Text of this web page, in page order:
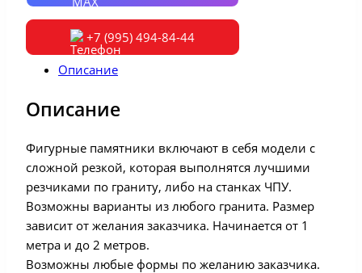
+7 (995) 494-84-44
Описание
Описание
Фигурные памятники включают в себя модели с
сложной резкой, которая выполнятся лучшими
резчиками по граниту, либо на станках ЧПУ.
Возможны варианты из любого гранита. Размер
зависит от желания заказчика. Начинается от 1
метра и до 2 метров.
Возможны любые формы по желанию заказчика.